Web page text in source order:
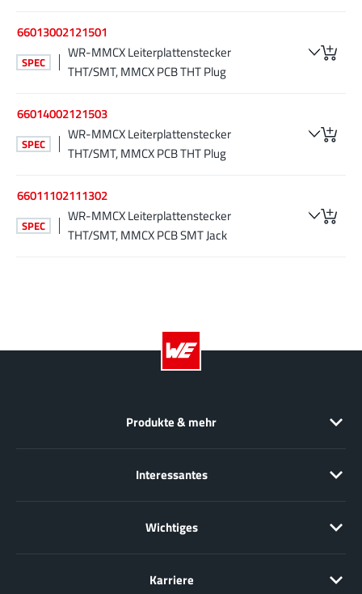
66013002121501
SPEC
WR-MMCX Leiterplattenstecker
THT/SMT, MMCX PCB THT Plug
66014002121503
SPEC
WR-MMCX Leiterplattenstecker
THT/SMT, MMCX PCB THT Plug
66011102111302
SPEC
WR-MMCX Leiterplattenstecker
THT/SMT, MMCX PCB SMT Jack
Produkte & mehr
Interessantes
Wichtiges
Karriere